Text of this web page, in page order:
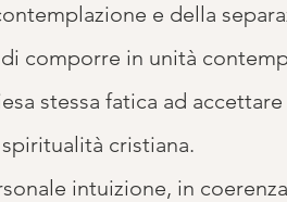
e della
comporre in unità
stessa fatica ad
cristiana.
intuizione, in